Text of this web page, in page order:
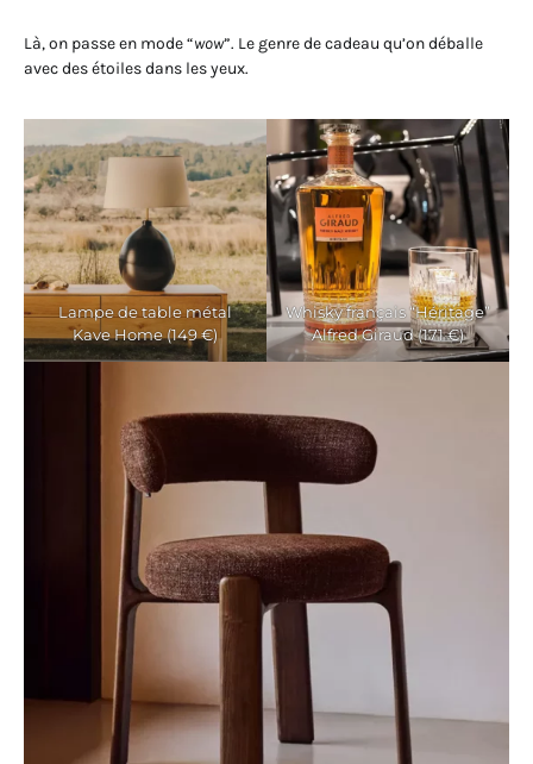
Là, on passe en mode “wow”. Le genre de cadeau qu’on déballe
avec des étoiles dans les yeux.
Lampe de table métal
Kave Home (149 €)
Whisky français “Héritage”
Alfred Giraud (171 €)